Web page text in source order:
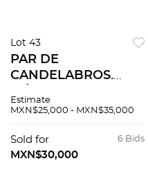
Lot 43
PAR DE
CANDELABROS.
Elaborado en plata
ley 0.925. Para tres
luces.
Estimate
MXN$25,000 - MXN$35,000
6 Bids
Sold for
MXN$30,000